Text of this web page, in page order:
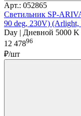
Арт.: 052865
Светильник SP-
90 deg, 230V) (Arlight,
Day | Дневной 5000 K
12 47896
₽/шт